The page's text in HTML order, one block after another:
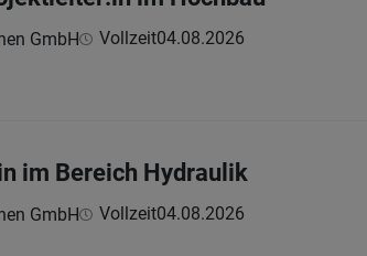
GmbH Vollzeit04.08.2026
im Bereich Hydraulik
GmbH Vollzeit04.08.2026